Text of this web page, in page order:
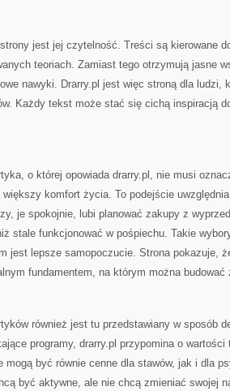
jest jej czytelność. Treści są kierowane
teoriach. Zamiast tego otrzymują jasne
nawyki. Drarry.pl jest więc stroną dla ludzi,
Każdy tekst może stać się cichą inspiracją
o której opowiada drarry.pl, nie musi
większy komfort życia. To podejście
je spokojnie, lubi planować zakupy z
stale funkcjonować w pośpiechu. Takie
jest lepsze samopoczucie. Strona pokazuje,
fundamentem, na którym można
również jest tu przedstawiany w sposób
programy, drarry.pl przypomina o wartości
mogą być równie cenne dla stawów, jak i dla
być aktywne, ale nie chcą zmieniać swojej